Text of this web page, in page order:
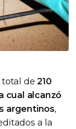
total de210
cual alcanzó
argentinos,
a la